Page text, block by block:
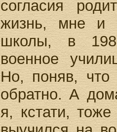
согласия
жизнь, мне и
школы, в
военное
Но, поняв, что
обратно. А
я, кстати,